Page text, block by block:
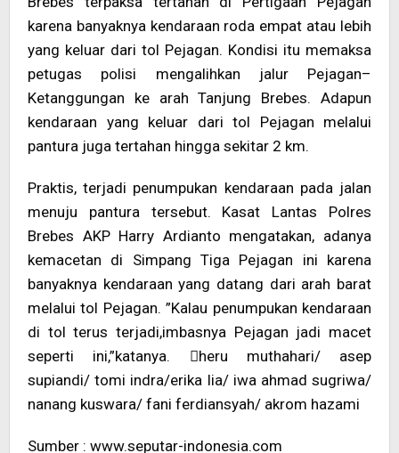
karena banyaknya kendaraan roda empat atau lebih
yang keluar dari tol Pejagan. Kondisi itu memaksa
petugas polisi mengalihkan jalur Pejagan–
Ketanggungan ke arah Tanjung Brebes. Adapun
kendaraan yang keluar dari tol Pejagan melalui
pantura juga tertahan hingga sekitar 2 km.
Praktis, terjadi penumpukan kendaraan pada jalan
menuju pantura tersebut. Kasat Lantas Polres
Brebes AKP Harry Ardianto mengatakan, adanya
kemacetan di Simpang Tiga Pejagan ini karena
banyaknya kendaraan yang datang dari arah barat
melalui tol Pejagan. ”Kalau penumpukan kendaraan
di tol terus terjadi,imbasnya Pejagan jadi macet
seperti ini,”katanya. heru muthahari/ asep
supiandi/ tomi indra/erika lia/ iwa ahmad sugriwa/
nanang kuswara/ fani ferdiansyah/ akrom hazami
Sumber : www.seputar-indonesia.com